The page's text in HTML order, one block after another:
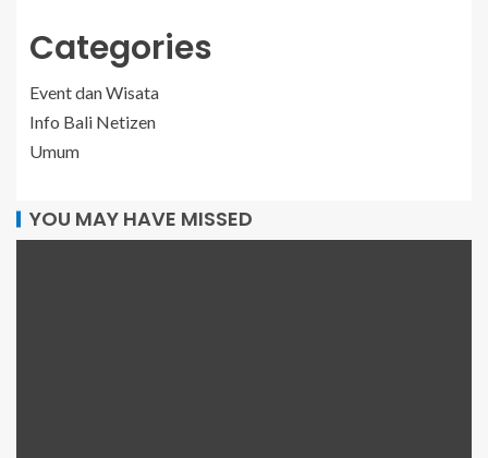
Categories
Event dan Wisata
Info Bali Netizen
Umum
YOU MAY HAVE MISSED